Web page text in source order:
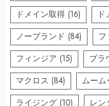
ドメイン取得 (16)
ノーブランド (84) フ
フィンジア (15) ブラ
マクロス (84) ムー
ライジング (10) レン